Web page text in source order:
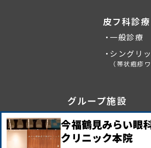
皮フ科診療
一般診療
シングリ
（帯状疱疹
グループ施設
今福鶴見みらい眼
クリニック本院